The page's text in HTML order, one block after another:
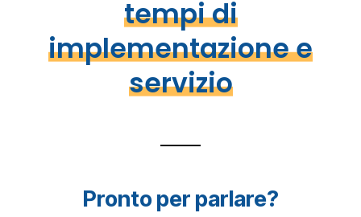
tempi di
implementazione e
servizio
Pronto per parlare?